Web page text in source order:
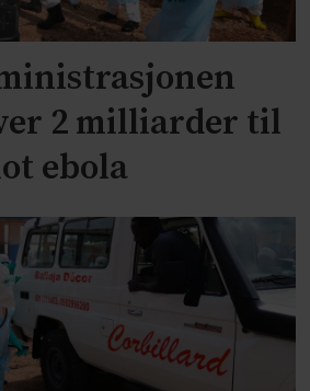
2 milliarder til
ebola